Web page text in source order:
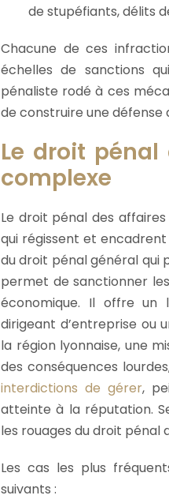
de stupéfiants, délits
Chacune de ces
échelles de sanctions
pénaliste rodé à ces
de construire une défense
Le droit
complexe
Le droit pénal des
qui régissent et
du droit pénal général qui
permet de sanctionner
économique. Il offre un
dirigeant d’entreprise ou
la région lyonnaise, une
des conséquences
interdictions de gérer,
atteinte à la réputation.
les rouages du droit pénal
Les cas les plus
suivants :